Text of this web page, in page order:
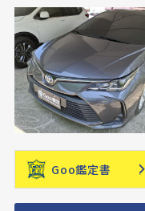
Goo鑑定書